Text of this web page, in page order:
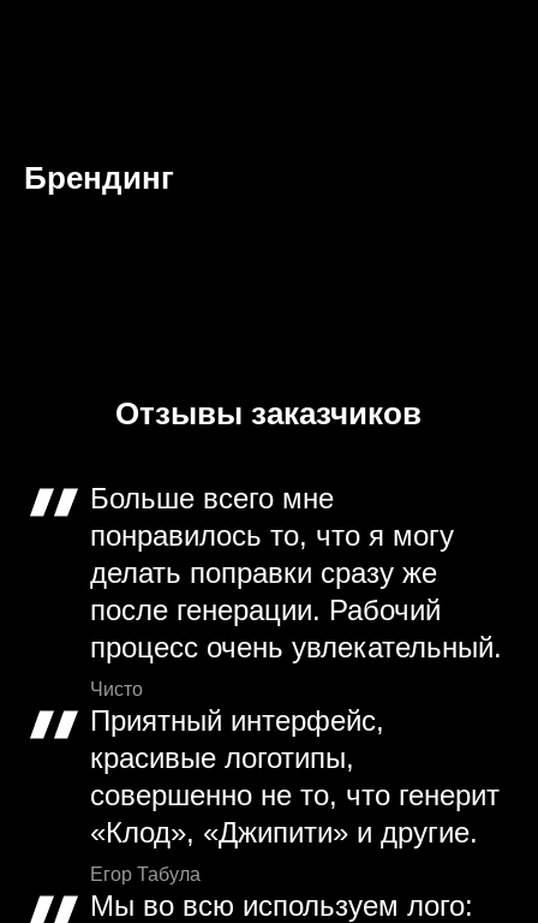
Брендинг
Отзывы заказчиков
Больше всего мне
понравилось то, что я могу
делать поправки сразу же
после генерации. Рабочий
процесс очень увлекательный.
Чисто
Приятный интерфейс,
красивые логотипы,
совершенно не то, что генерит
«Клод», «Джипити» и другие.
Егор Табула
Мы во всю используем лого: